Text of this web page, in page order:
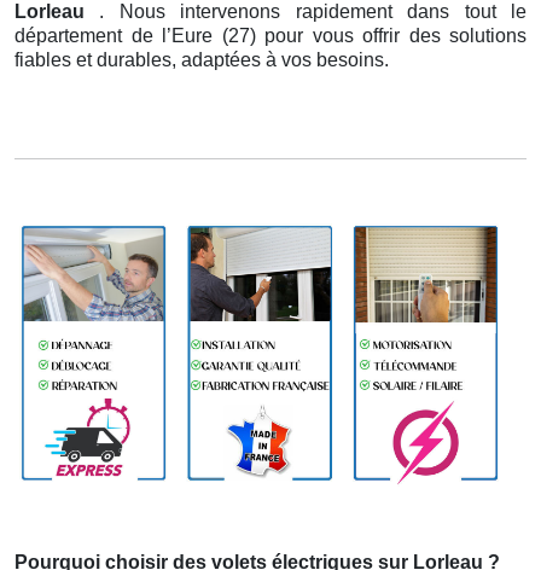
Lorleau . Nous intervenons rapidement dans tout le
département de l’Eure (27) pour vous offrir des solutions
fiables et durables, adaptées à vos besoins.
Pourquoi choisir des volets électriques sur Lorleau ?